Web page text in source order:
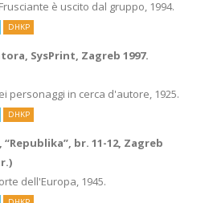
è uscito dal gruppo, 1994.
DHKP
SysPrint, Zagreb 1997.
personaggi in cerca d'autore, 1925.
DHKP
br. 11-12, Zagreb
dell'Europa, 1945.